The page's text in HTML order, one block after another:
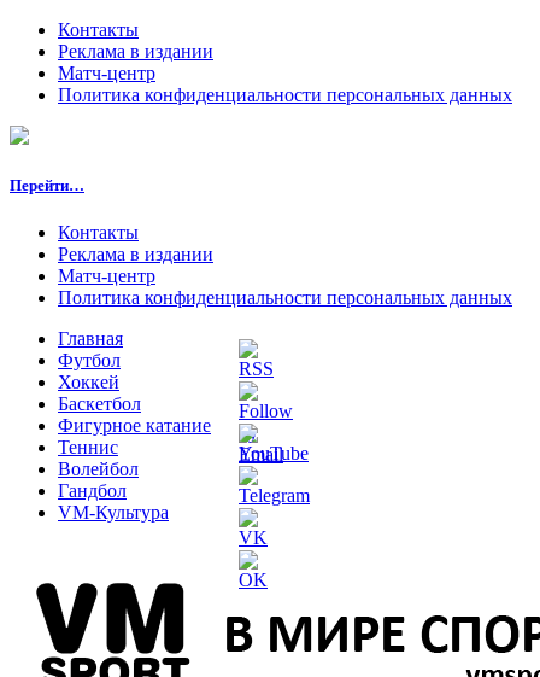
Контакты
Реклама в издании
Матч-центр
Политика конфиденциальности персональных данных
Перейти…
Контакты
Реклама в издании
Матч-центр
Политика конфиденциальности персональных данных
Главная
Футбол
Хоккей
Баскетбол
Фигурное катание
Теннис
Волейбол
Гандбол
VM-Культура